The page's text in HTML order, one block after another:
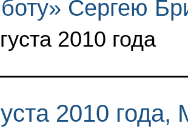
Сергею
2010 года
2010 года,